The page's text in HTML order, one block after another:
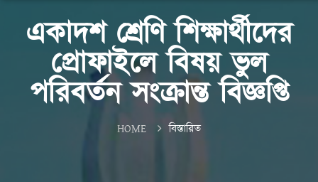
একাদশ শ্রেণি শিক্ষার্থীদের
প্রোফাইলে বিষয় ভুল
পরিবর্তন সংক্রান্ত বিজ্ঞপ্তি
HOME বিস্তারিত